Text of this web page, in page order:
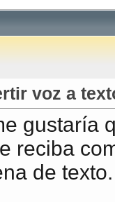
voz a
gustaría
reciba
de texto.